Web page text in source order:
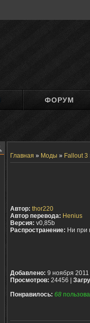
ФОРУМ
Главная » Моды » Fallout 3
Автор: thor220
Автор перевода: Henius
Версия: v0,85b
Распространение: Ни при
Добавлено: 9 ноября 2011
Просмотров: 24456 |
Понравилось: 68